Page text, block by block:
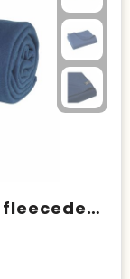
SuperSoft RPET (180 g/m²) fleecedeken